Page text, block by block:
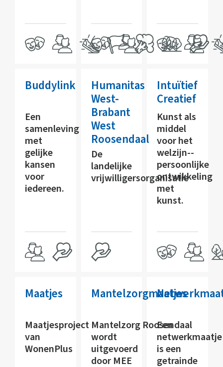
Buddylink
Een
samenleving
met
gelijke
kansen
voor
iedereen.
Humanitas
West-
Brabant
West
Roosendaal
De
landelijke
vrijwilligersorganisatie
Intuïtief
Creatief
Kunst als
middel
voor het
welzijn--
persoonlijke
ontwikkeling
met
kunst.
Maatjes
Maatjesproject
van
WonenPlus
Mantelzorgmaatjes
Mantelzorg Roosendaal
wordt
uitgevoerd
door MEE
Een
netwerkmaatje
is een
getrainde